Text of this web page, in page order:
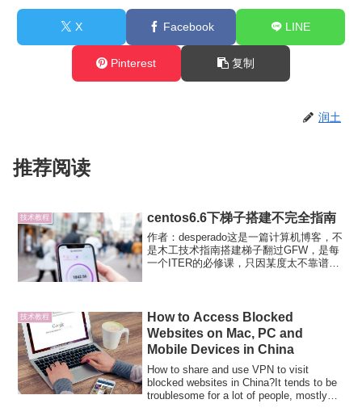
X Facebook LINE
Pinterest 复制
润土
推荐阅读
技术教程 centos6.6下梯子搭建不完全指南
作者：desperado这是一篇计算机博客，不
是木工技术指南搭建梯子翻过GFW，是每
一个ITER的必修课，只因某度太不靠谱
人的梯...
技术教程
How to Access Blocked
Websites on Mac, PC and
Mobile Devices in China
How to share and use VPN to visit
blocked websites in China?It tends to be
troublesome for a lot of people, mostly